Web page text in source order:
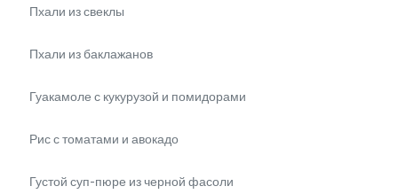
Пхали из свеклы
Пхали из баклажанов
Гуакамоле с кукурузой и помидорами
Рис с томатами и авокадо
Густой суп-пюре из черной фасоли